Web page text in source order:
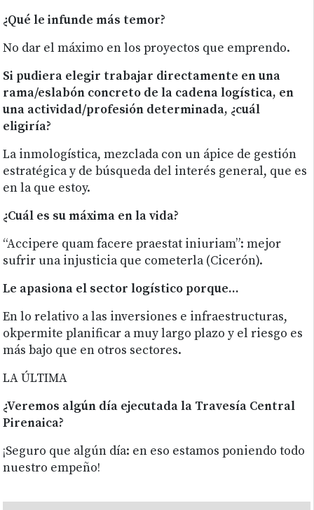
¿Qué le infunde más temor?
No dar el máximo en los proyectos que emprendo.
Si pudiera elegir trabajar directamente en una
rama/eslabón concreto de la cadena logística, en
una actividad/profesión determinada, ¿cuál
eligiría?
La inmologística, mezclada con un ápice de gestión
estratégica y de búsqueda del interés general, que es
en la que estoy.
¿Cuál es su máxima en la vida?
“Accipere quam facere praestat iniuriam”: mejor
sufrir una injusticia que cometerla (Cicerón).
Le apasiona el sector logístico porque...
En lo relativo a las inversiones e infraestructuras,
okpermite planificar a muy largo plazo y el riesgo es
más bajo que en otros sectores.
LA ÚLTIMA
¿Veremos algún día ejecutada la Travesía Central
Pirenaica?
¡Seguro que algún día: en eso estamos poniendo todo
nuestro empeño!